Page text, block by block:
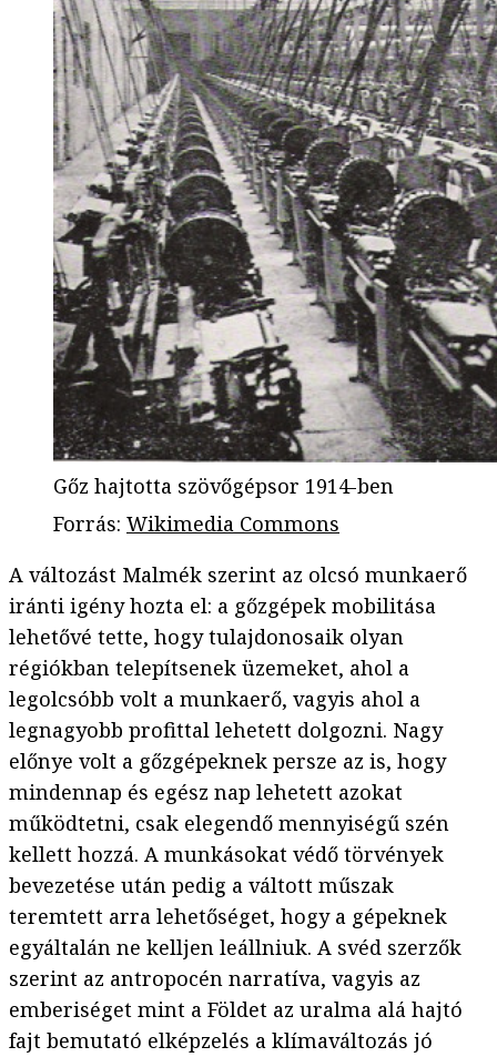
Gőz hajtotta szövőgépsor 1914-ben
Forrás: Wikimedia Commons
A változást Malmék szerint az olcsó munkaerő
iránti igény hozta el: a gőzgépek mobilitása
lehetővé tette, hogy tulajdonosaik olyan
régiókban telepítsenek üzemeket, ahol a
legolcsóbb volt a munkaerő, vagyis ahol a
legnagyobb profittal lehetett dolgozni. Nagy
előnye volt a gőzgépeknek persze az is, hogy
mindennap és egész nap lehetett azokat
működtetni, csak elegendő mennyiségű szén
kellett hozzá. A munkásokat védő törvények
bevezetése után pedig a váltott műszak
teremtett arra lehetőséget, hogy a gépeknek
egyáltalán ne kelljen leállniuk. A svéd szerzők
szerint az antropocén narratíva, vagyis az
emberiséget mint a Földet az uralma alá hajtó
fajt bemutató elképzelés a klímaváltozás jó